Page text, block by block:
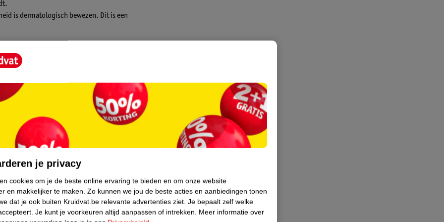
is dermatologisch bewezen. Dit is een
geur
en meest vertrouwde
in de wereldwijde
hoogwaardige, dermatologisch
je privacy
cookies om je de beste online ervaring te bieden en om onze website
en makkelijker te maken. Zo kunnen we jou de beste acties en aanbiedingen tonen
dat je ook buiten Kruidvat.be relevante advertenties ziet. Je bepaalt zelf welke
Je kunt je voorkeuren altijd aanpassen of intrekken. Meer informatie over